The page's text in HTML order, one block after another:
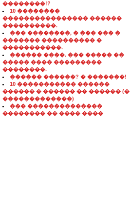
��������!?
10 ��������
���������������� ������
����������.
��� ��������, � ��� ��� �
������� ���������� �
�����������.
������ ����. ��� ����� ��
����� ���� ���������
��������.
������ ������? � �������!
10 ����������� ������
������ � ������ �� ������ (�
�������������)
��� ��������������
�������� �� ���� ����